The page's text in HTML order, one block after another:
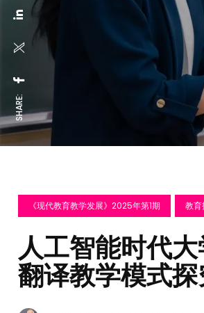
SHARE:
《现代教育教学发展》2025年第1期 教育
人工智能时代
翻译教学模式